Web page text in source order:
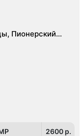
Пионерский
2600 p.